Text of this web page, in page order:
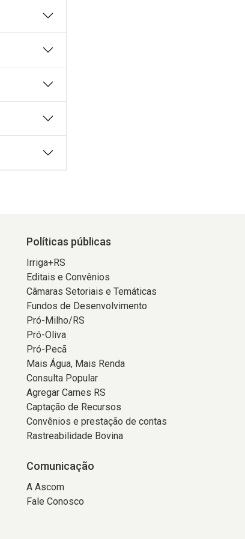
Políticas públicas
Irriga+RS
Editais e Convênios
Câmaras Setoriais e Temáticas
Fundos de Desenvolvimento
Pró-Milho/RS
Pró-Oliva
Pró-Pecã
Mais Água, Mais Renda
Consulta Popular
Agregar Carnes RS
Captação de Recursos
Convênios e prestação de contas
Rastreabilidade Bovina
Comunicação
A Ascom
Fale Conosco